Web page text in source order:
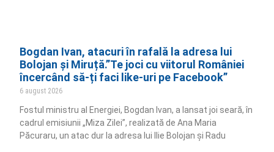
Bogdan Ivan, atacuri în rafală la adresa lui
Bolojan și Miruță.”Te joci cu viitorul României
încercând să-ți faci like-uri pe Facebook”
6 august 2026
Fostul ministru al Energiei, Bogdan Ivan, a lansat joi seară, în
cadrul emisiunii „Miza Zilei”, realizată de Ana Maria
Păcuraru, un atac dur la adresa lui Ilie Bolojan și Radu